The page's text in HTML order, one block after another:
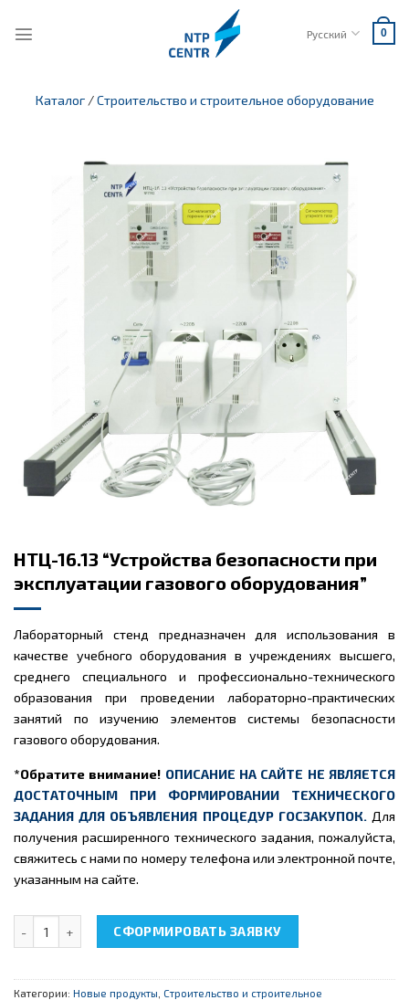
Русский 0
Каталог /Строительство и строительное оборудование
НТЦ-16.13 “Устройства безопасности при
эксплуатации газового оборудования”
Лабораторный стенд предназначен для использования в
качестве учебного оборудования в учреждениях высшего,
среднего специального и профессионально-технического
образования при проведении лабораторно-практических
занятий по изучению элементов системы безопасности
газового оборудования.
*Обратите внимание! ОПИСАНИЕ НА САЙТЕ НЕ ЯВЛЯЕТСЯ
ДОСТАТОЧНЫМ ПРИ ФОРМИРОВАНИИ ТЕХНИЧЕСКОГО
ЗАДАНИЯ ДЛЯ ОБЪЯВЛЕНИЯ ПРОЦЕДУР ГОСЗАКУПОК. Для
получения расширенного технического задания, пожалуйста,
свяжитесь с нами по номеру телефона или электронной почте,
указанным на сайте.
Количество товара НТЦ-16.13 "Устройства безопасности при
СФОРМИРОВАТЬ ЗАЯВКУ
Категории: Новые продукты Строительство и строительное